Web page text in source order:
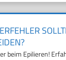
beim Epilieren!